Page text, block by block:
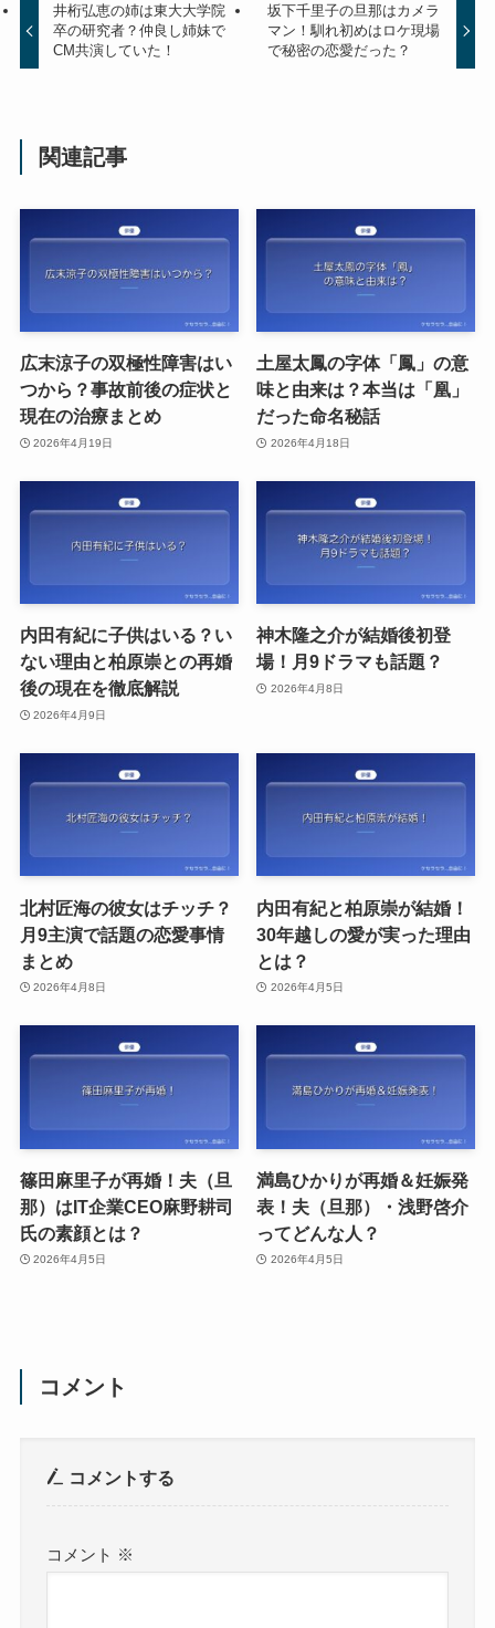
井桁弘恵の姉は東大大学院
卒の研究者？仲良し姉妹で
CM共演していた！
坂下千里子の旦那はカメラ
マン！馴れ初めはロケ現場
で秘密の恋愛だった？
関連記事
広末涼子の双極性障害はい
つから？事故前後の症状と
現在の治療まとめ
2026年4月19日
土屋太鳳の字体「鳳」の意
味と由来は？本当は「凰」
だった命名秘話
2026年4月18日
内田有紀に子供はいる？い
ない理由と柏原崇との再婚
後の現在を徹底解説
2026年4月9日
神木隆之介が結婚後初登
場！月9ドラマも話題？
2026年4月8日
北村匠海の彼女はチッチ？
月9主演で話題の恋愛事情
まとめ
2026年4月8日
内田有紀と柏原崇が結婚！
30年越しの愛が実った理由
とは？
2026年4月5日
篠田麻里子が再婚！夫（旦
那）はIT企業CEO麻野耕司
氏の素顔とは？
2026年4月5日
満島ひかりが再婚＆妊娠発
表！夫（旦那）・浅野啓介
ってどんな人？
2026年4月5日
コメント
コメントする
コメント ※